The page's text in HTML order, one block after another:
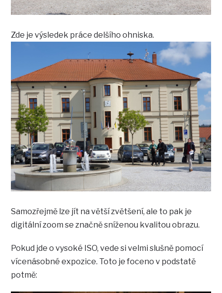
Zde je výsledek práce delšího ohniska.
Samozřejmě lze jít na větší zvětšení, ale to pak je
digitální zoom se značně sníženou kvalitou obrazu.
Pokud jde o vysoké ISO, vede si velmi slušně pomocí
vícenásobné expozice. Toto je foceno v podstatě
potmě: